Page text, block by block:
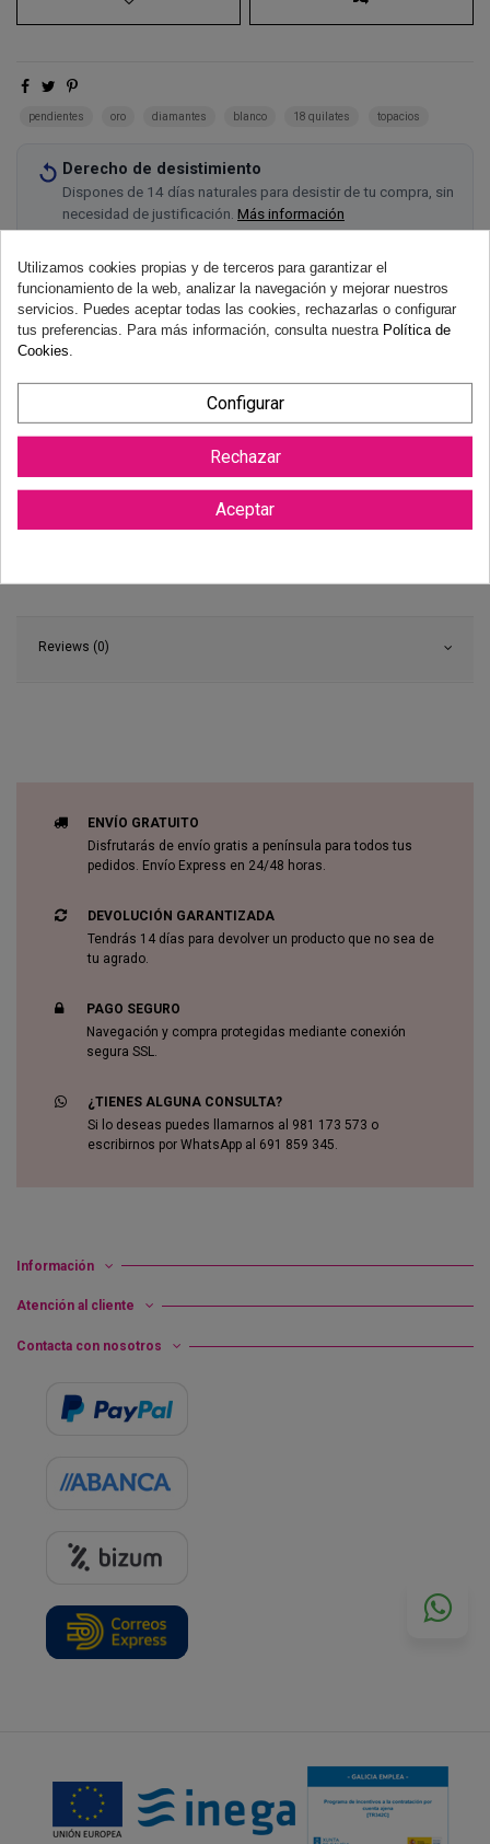
pendientes oro diamantes blanco 18 quilates topacios
Derecho de desistimiento
Dispones de 14 días naturales para desistir de tu compra, sin
necesidad de justificación. Más información
Reviews (0)
ENVÍO GRATUITO
Disfrutarás de envío gratis a península para todos tus
pedidos. Envío Express en 24/48 horas.
DEVOLUCIÓN GARANTIZADA
Tendrás 14 días para devolver un producto que no sea de
tu agrado.
PAGO SEGURO
Navegación y compra protegidas mediante conexión
segura SSL.
¿TIENES ALGUNA CONSULTA?
Si lo deseas puedes llamarnos al 981 173 573 o
escribirnos por WhatsApp al 691 859 345.
Información
Atención al cliente
Contacta con nosotros
Utilizamos cookies propias y de terceros para garantizar el
funcionamiento de la web, analizar la navegación y mejorar nuestros
servicios. Puedes aceptar todas las cookies, rechazarlas o configurar
tus preferencias. Para más información, consulta nuestra Política de
Cookies
Configurar
Rechazar
Aceptar